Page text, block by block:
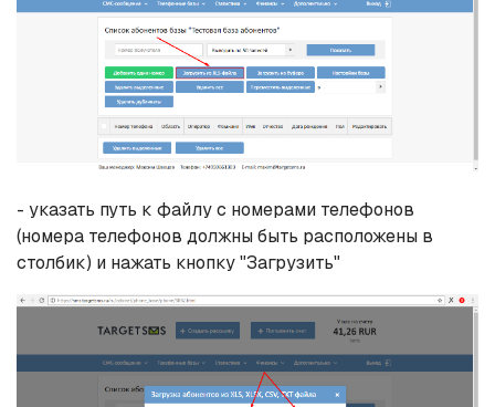
- указать путь к файлу с номерами телефонов
(номера телефонов должны быть расположены в
столбик) и нажать кнопку "Загрузить"